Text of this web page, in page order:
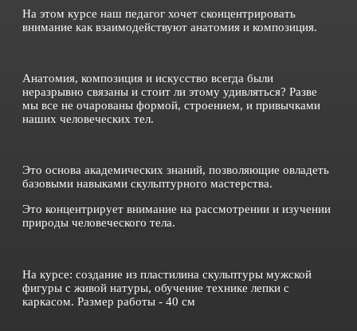
На этом курсе наш педагог хочет сконцентрировать
внимание как взаимодействуют анатомия и композиция.
Анатомия, композиция и искусство всегда были
неразрывно связаны и стоит ли этому удивляться? Разве
мы все не очарованы формой, строением, и привычками
наших человеческих тел.
Это основа академических знаний, позволяющие овладеть
базовыми навыками скульптурного мастерства.
Это концентрирует внимание на рассмотрении и изучении
природы человеческого тела.
На курсе: создание из пластилина скульптуры мужской
фигуры с живой натуры, обучение технике лепки с
каркасом. Размер работы - 40 см